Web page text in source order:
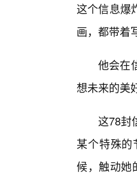
这个信息爆
画，都带着
他会在
想未来的美
这78封
某个特殊的
候，触动她